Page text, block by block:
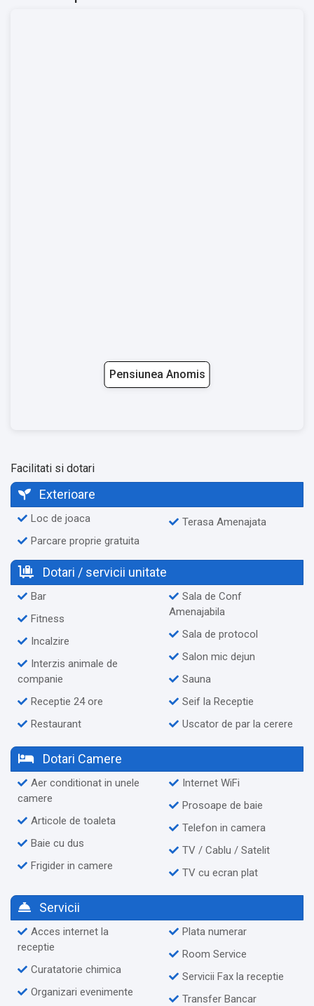
Pensiunea Anomis
Facilitati si dotari
Exterioare
Loc de joaca
Parcare proprie gratuita
Terasa Amenajata
Dotari / servicii unitate
Bar
Fitness
Incalzire
Interzis animale de
companie
Receptie 24 ore
Restaurant
Sala de Conf
Amenajabila
Sala de protocol
Salon mic dejun
Sauna
Seif la Receptie
Uscator de par la cerere
Dotari Camere
Aer conditionat in unele
camere
Articole de toaleta
Baie cu dus
Frigider in camere
Internet WiFi
Prosoape de baie
Telefon in camera
TV / Cablu / Satelit
TV cu ecran plat
Servicii
Acces internet la
receptie
Curatatorie chimica
Organizari evenimente
Plata numerar
Room Service
Servicii Fax la receptie
Transfer Bancar